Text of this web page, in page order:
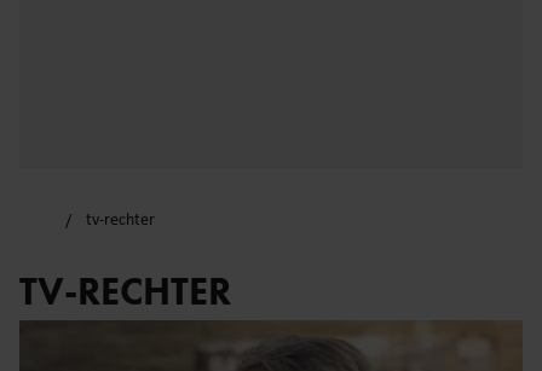
tv-rechter
TV-RECHTER